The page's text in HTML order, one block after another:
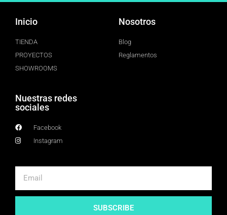
Inicio
TIENDA
PROYECTOS
SHOWROOMS
Nosotros
Blog
Reglamentos
Nuestras redes
sociales
Facebook
Instagram
SUBSCRIBE